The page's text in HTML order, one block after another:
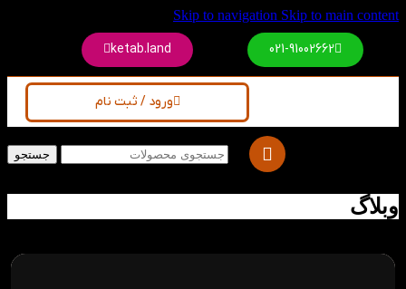
Skip to navigation Skip to main content
021-91002662
ketab.land
ورود / ثبت نام
جستجو
وبلاگ